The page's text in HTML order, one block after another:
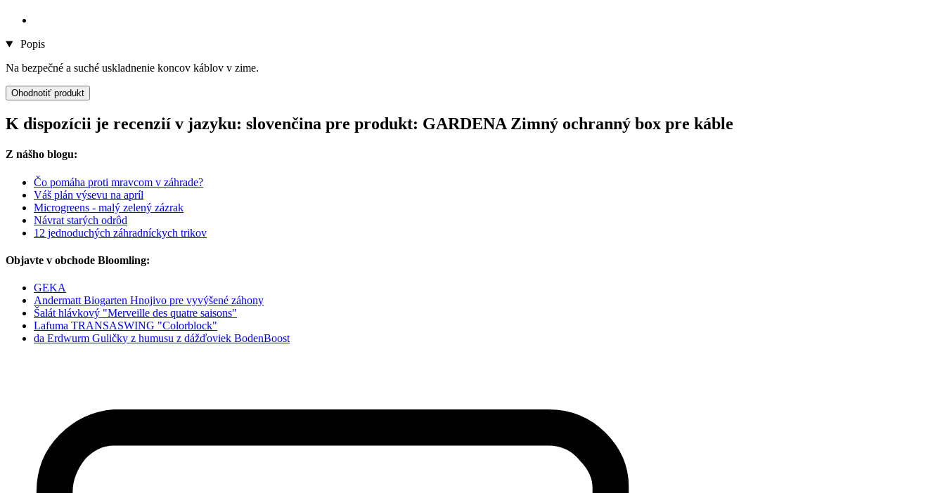
Popis
Na bezpečné a suché uskladnenie koncov káblov v zime.
Ohodnotiť produkt
K dispozícii je recenzií v jazyku: slovenčina pre produkt: GARDENA Zimný ochranný box pre káble
Z nášho blogu:
Čo pomáha proti mravcom v záhrade?
Váš plán výsevu na apríl
Microgreens - malý zelený zázrak
Návrat starých odrôd
12 jednoduchých záhradníckych trikov
Objavte v obchode Bloomling:
GEKA
Andermatt Biogarten Hnojivo pre vyvýšené záhony
Šalát hlávkový "Merveille des quatre saisons"
Lafuma TRANSASWING "Colorblock"
da Erdwurm Guličky z humusu z dážďoviek BodenBoost